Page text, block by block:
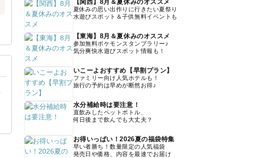
【関西】8月＆夏休みのオススメ
夏休みの思い出作りに行きたい夏祭り
水遊びスポット＆子供無料イベントも
【東海】8月＆夏休みのオススメ
参加無料ポケモンスタンプラリー♪
気分爽快水遊びスポット情報も！
いこーよおすすめ【早割プラン】
ファミリー向け人気ホテルも！
旅行の予約は早めが断然お得♪
水分補給時は要注意！
直飲みしたペットボトル、
何日後まで飲んでも大丈夫？
お得いっぱい！2026夏の福袋特集
早い者勝ち！数量限定の人気福袋
発売日や価格、内容を最速でお届け